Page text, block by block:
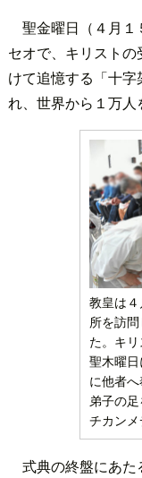
聖金曜日（４月
セオで、キリスト
けて追憶する「十
れ、世界から１万人
教皇は
所を訪
た。キ
聖木曜
に他者
弟子の
チカンメ
式典の終盤にあ